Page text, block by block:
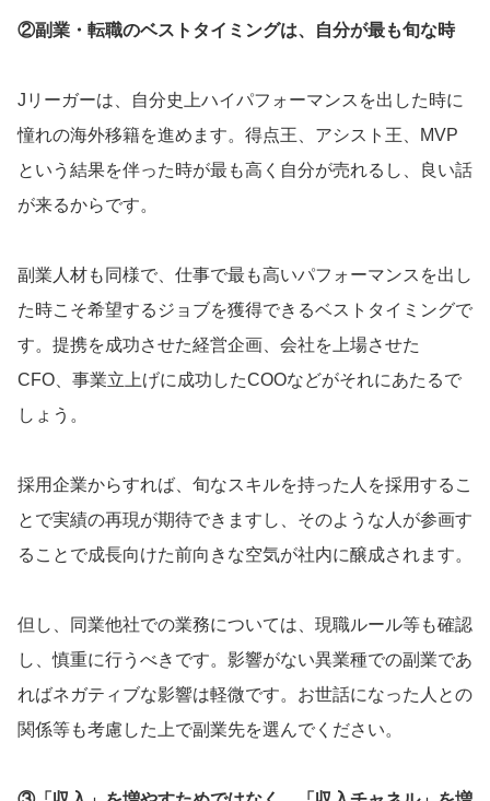
②副業・転職のベストタイミングは、自分が最も旬な時
Jリーガーは、自分史上ハイパフォーマンスを出した時に
憧れの海外移籍を進めます。得点王、アシスト王、MVP
という結果を伴った時が最も高く自分が売れるし、良い話
が来るからです。
副業人材も同様で、仕事で最も高いパフォーマンスを出し
た時こそ希望するジョブを獲得できるベストタイミングで
す。提携を成功させた経営企画、会社を上場させた
CFO、事業立上げに成功したCOOなどがそれにあたるで
しょう。
採用企業からすれば、旬なスキルを持った人を採用するこ
とで実績の再現が期待できますし、そのような人が参画す
ることで成長向けた前向きな空気が社内に醸成されます。
但し、同業他社での業務については、現職ルール等も確認
し、慎重に行うべきです。影響がない異業種での副業であ
ればネガティブな影響は軽微です。お世話になった人との
関係等も考慮した上で副業先を選んでください。